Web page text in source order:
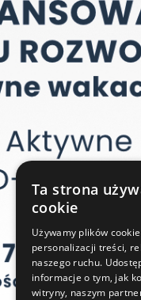
Ta strona
cookie
Używamy plików
personalizacji treści,
naszego ruchu.
informacje o tym, jak
witryny, naszym